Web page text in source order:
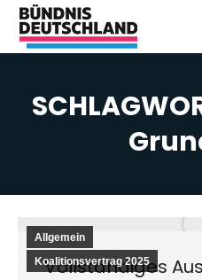
Allgemein
Koalitionsvertrag 2025
Vollständiges